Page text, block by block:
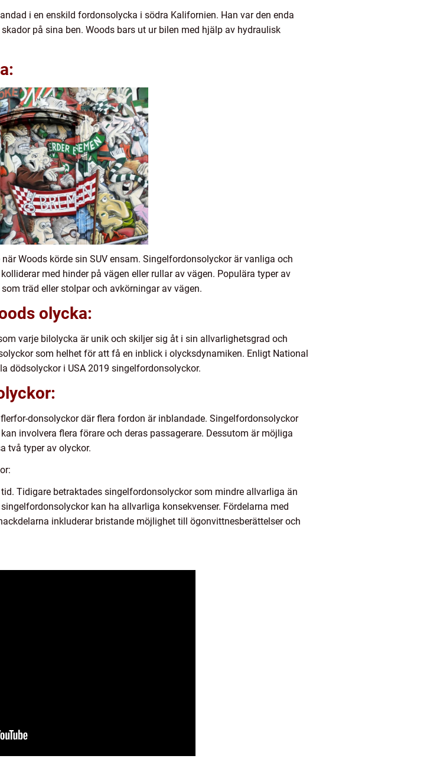
i en enskild fordonsolycka i södra Kalifornien. Han var den enda
på sina ben. Woods bars ut ur bilen med hjälp av hydraulisk
Woods körde sin SUV ensam. Singelfordonsolyckor är vanliga och
med hinder på vägen eller rullar av vägen. Populära typer av
träd eller stolpar och avkörningar av vägen.
olycka:
varje bilolycka är unik och skiljer sig åt i sin allvarlighetsgrad och
som helhet för att få en inblick i olycksdynamiken. Enligt National
dödsolyckor i USA 2019 singelfordonsolyckor.
donsolyckor där flera fordon är inblandade. Singelfordonsolyckor
involvera flera förare och deras passagerare. Dessutom är möjliga
två typer av olyckor.
Tidigare betraktades singelfordonsolyckor som mindre allvarliga än
kan ha allvarliga konsekvenser. Fördelarna med
inkluderar bristande möjlighet till ögonvittnesberättelser och